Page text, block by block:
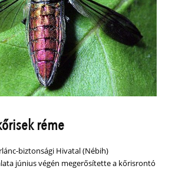
réme
biztonsági Hivatal (Nébih)
június végén megerősítette a kőrisrontó